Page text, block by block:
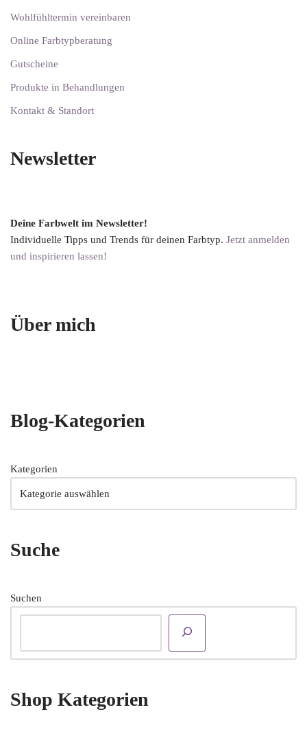
Wohlfühltermin vereinbaren
Online Farbtypberatung
Gutscheine
Produkte in Behandlungen
Kontakt & Standort
Newsletter
Deine Farbwelt im Newsletter!
Individuelle Tipps und Trends für deinen Farbtyp. Jetzt anmelden
und inspirieren lassen!
Über mich
Blog-Kategorien
Kategorien
Suche
Suchen
Shop Kategorien